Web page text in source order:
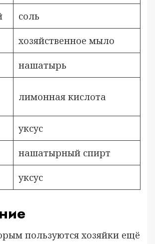
соль
хозяйственное мыло
нашатырь
лимонная кислота
уксус
нашатырный спирт
уксус
пользуются хозяйки ещё